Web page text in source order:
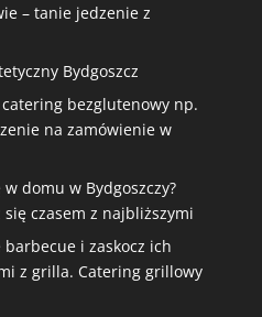
– tanie jedzenie z
Bydgoszcz
catering bezglutenowy np.
na zamówienie w
domu w Bydgoszczy?
czasem z najbliższymi
i zaskocz ich
z grilla. Catering grillowy